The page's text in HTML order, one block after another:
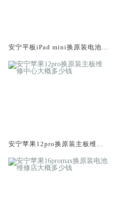
安宁平板iPad mini换原装电池维
安宁苹果12pro换原装主板维修